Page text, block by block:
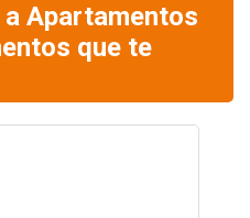
Apartamentos
que te